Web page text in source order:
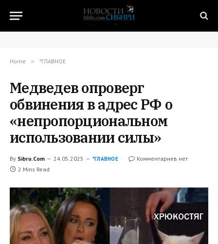
Home » *ГЛАВНОЕ
Медведев опроверг
обвинения в адрес РФ о
«непропорциональном
использовании силы»
By Sibru.Com 24.05.2025 *ГЛАВНОЕ
Комментариев нет
2 Mins Read